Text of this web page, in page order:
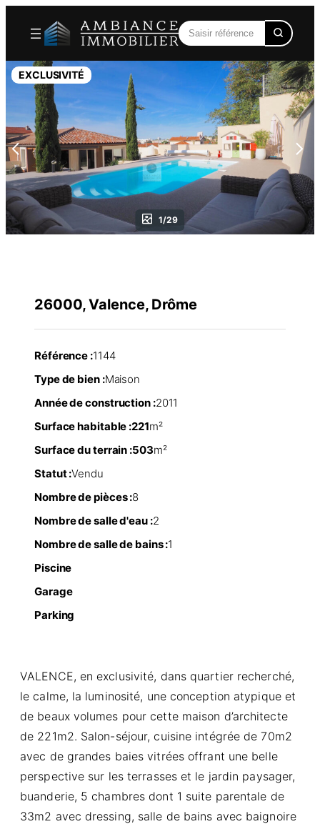
contenu
EXCLUSIVITÉ
1/29
26000, Valence, Drôme
Référence :1144
Type de bien :Maison
Année de construction :2011
Surface habitable :221m²
Surface du terrain :503m²
Statut :Vendu
Nombre de pièces :8
Nombre de salle d'eau :2
Nombre de salle de bains :1
Piscine
Garage
Parking
VALENCE, en exclusivité, dans quartier recherché,
le calme, la luminosité, une conception atypique et
de beaux volumes pour cette maison d’architecte
de 221m2. Salon-séjour, cuisine intégrée de 70m2
avec de grandes baies vitrées offrant une belle
perspective sur les terrasses et le jardin paysager,
buanderie, 5 chambres dont 1 suite parentale de
33m2 avec dressing, salle de bains avec baignoire